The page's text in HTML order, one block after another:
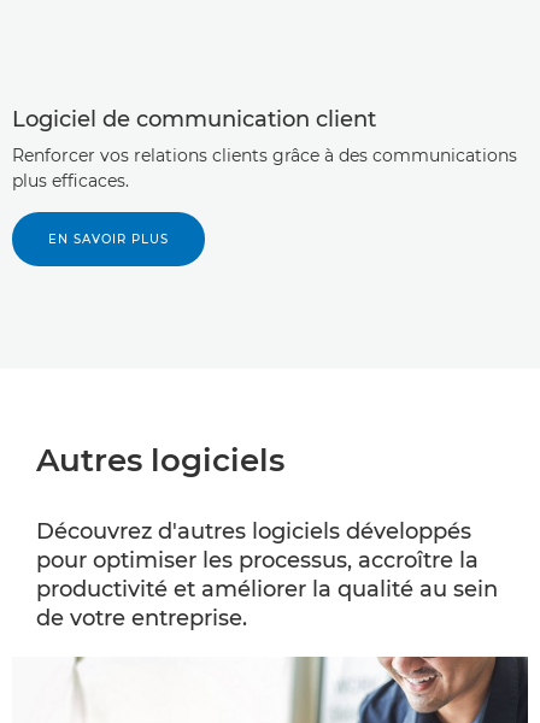
Logiciel de communication client
Renforcer vos relations clients grâce à des communications
plus efficaces.
EN SAVOIR PLUS
Autres logiciels
Découvrez d'autres logiciels développés
pour optimiser les processus, accroître la
productivité et améliorer la qualité au sein
de votre entreprise.